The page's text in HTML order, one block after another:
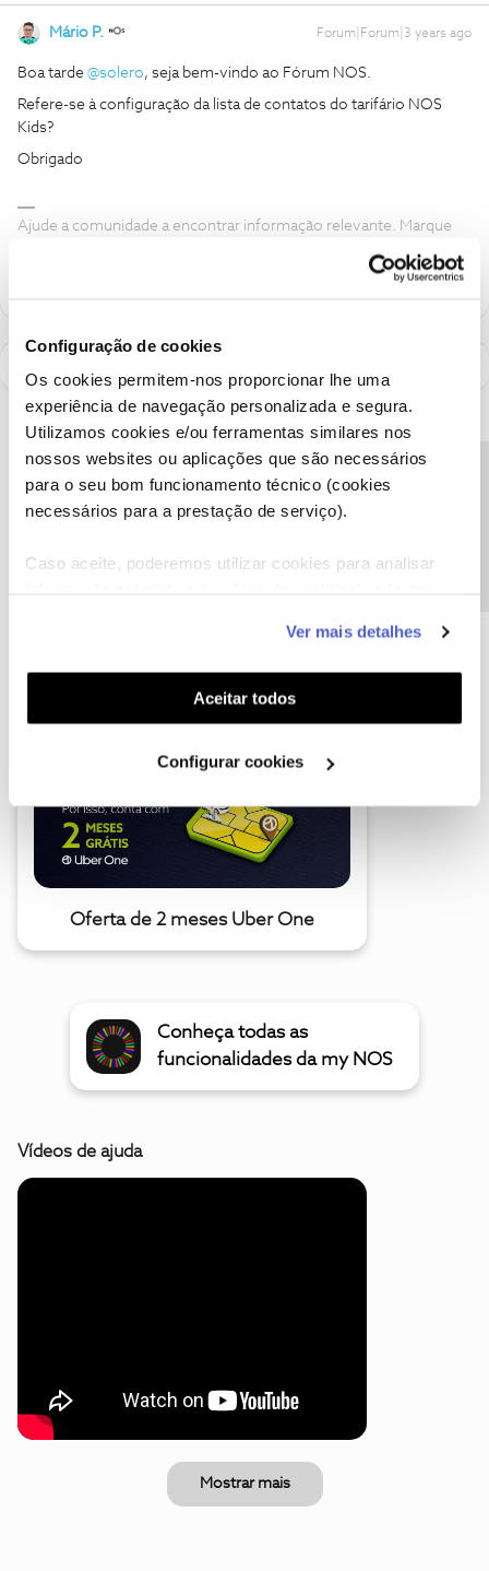
Configuração de cookies
Os cookies permitem-nos proporcionar lhe uma
experiência de navegação personalizada e segura.
Utilizamos cookies e/ou ferramentas similares nos
nossos websites ou aplicações que são necessários
para o seu bom funcionamento técnico (cookies
necessários para a prestação de serviço).
Caso aceite, poderemos utilizar cookies para analisar
funcionalidades (cookies de personalização e
funcionalidade) e adaptar anúncios aos seus interesses
(cookies de publicidade personalizada). Pode gerir a
utilização dos cookies clicando em "Configurar
Ver mais detalhes
Aceitar todos
Configurar cookies
Mário P. Forum|Forum|3 years ago
Boa tarde @solero, seja bem-vindo ao Fórum NOS.
Refere-se à configuração da lista de contatos do tarifário NOS
Kids?
Obrigado
Ajude a comunidade a encontrar informação relevante. Marque
Oferta de 2 meses Uber One
Conheça todas as
funcionalidades da my NOS
Vídeos de ajuda
Mostrar mais